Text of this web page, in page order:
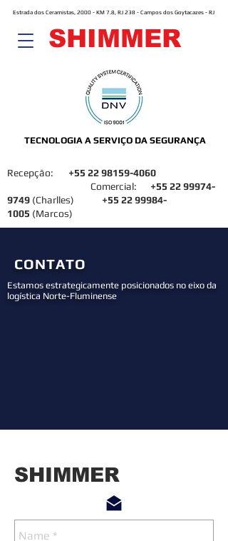
SHIMMER
TECNOLOGIA A SERVIÇO DA SEGURANÇA
Estrada dos Ceramistas, 2000 - KM 7.8, RJ 238 - Campos dos Goytacazes - RJ
Recepção: +55 22 98159-4060
Comercial:
+55 22 99974-
9749 (Charlles)
+55 22 99984-
1005 (Marcos)
CONTATO
Estamos estrategicamente posicionados no eixo da
logística Norte-Fluminense
SHIMMER